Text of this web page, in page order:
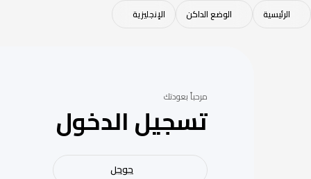
الرئيسية الوضع الداكن الإنجليزية
مرحباً بعودتك
تسجيل الدخول
جوجل